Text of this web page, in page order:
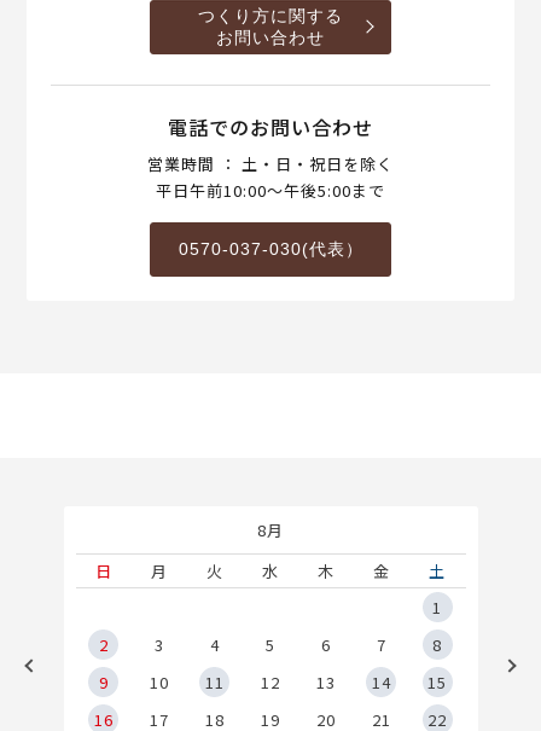
つくり方に関する
お問い合わせ
電話でのお問い合わせ
営業時間 ： 土・日・祝日を除く
平日午前10:00～午後5:00まで
0570-037-030(代表）
8月
日
月 火 水 木 金
土
1
2
3 4 5 6 7
8
9
10 11 12 13 14
15
16
17 18 19 20 21
22